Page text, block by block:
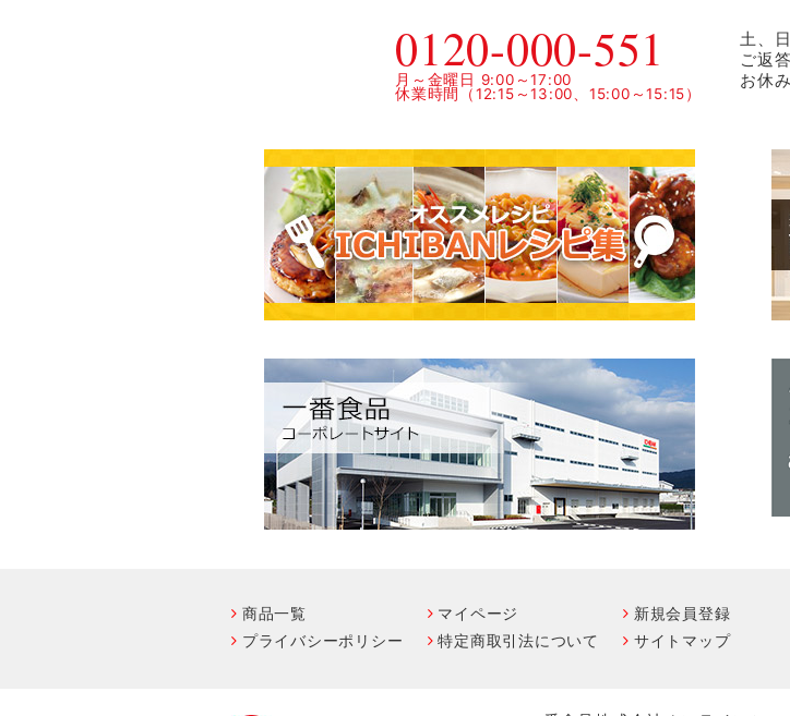
0120-000-551
月～金曜日 9:00～17:00
休業時間（12:15～13:00、15:00～15:15）
土、
ご返
お休
商品一覧 マイページ 新規会員登録
プライバシーポリシー
特定商取引法について サイトマップ